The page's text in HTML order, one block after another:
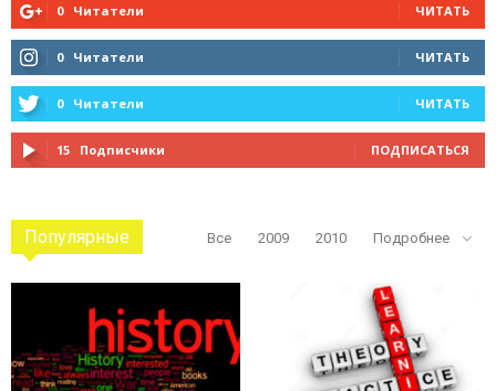
0 Читатели ЧИТАТЬ
0 Читатели ЧИТАТЬ
0 Читатели ЧИТАТЬ
15 Подписчики ПОДПИСАТЬСЯ
Популярные Все 2009 2010 Подробнее